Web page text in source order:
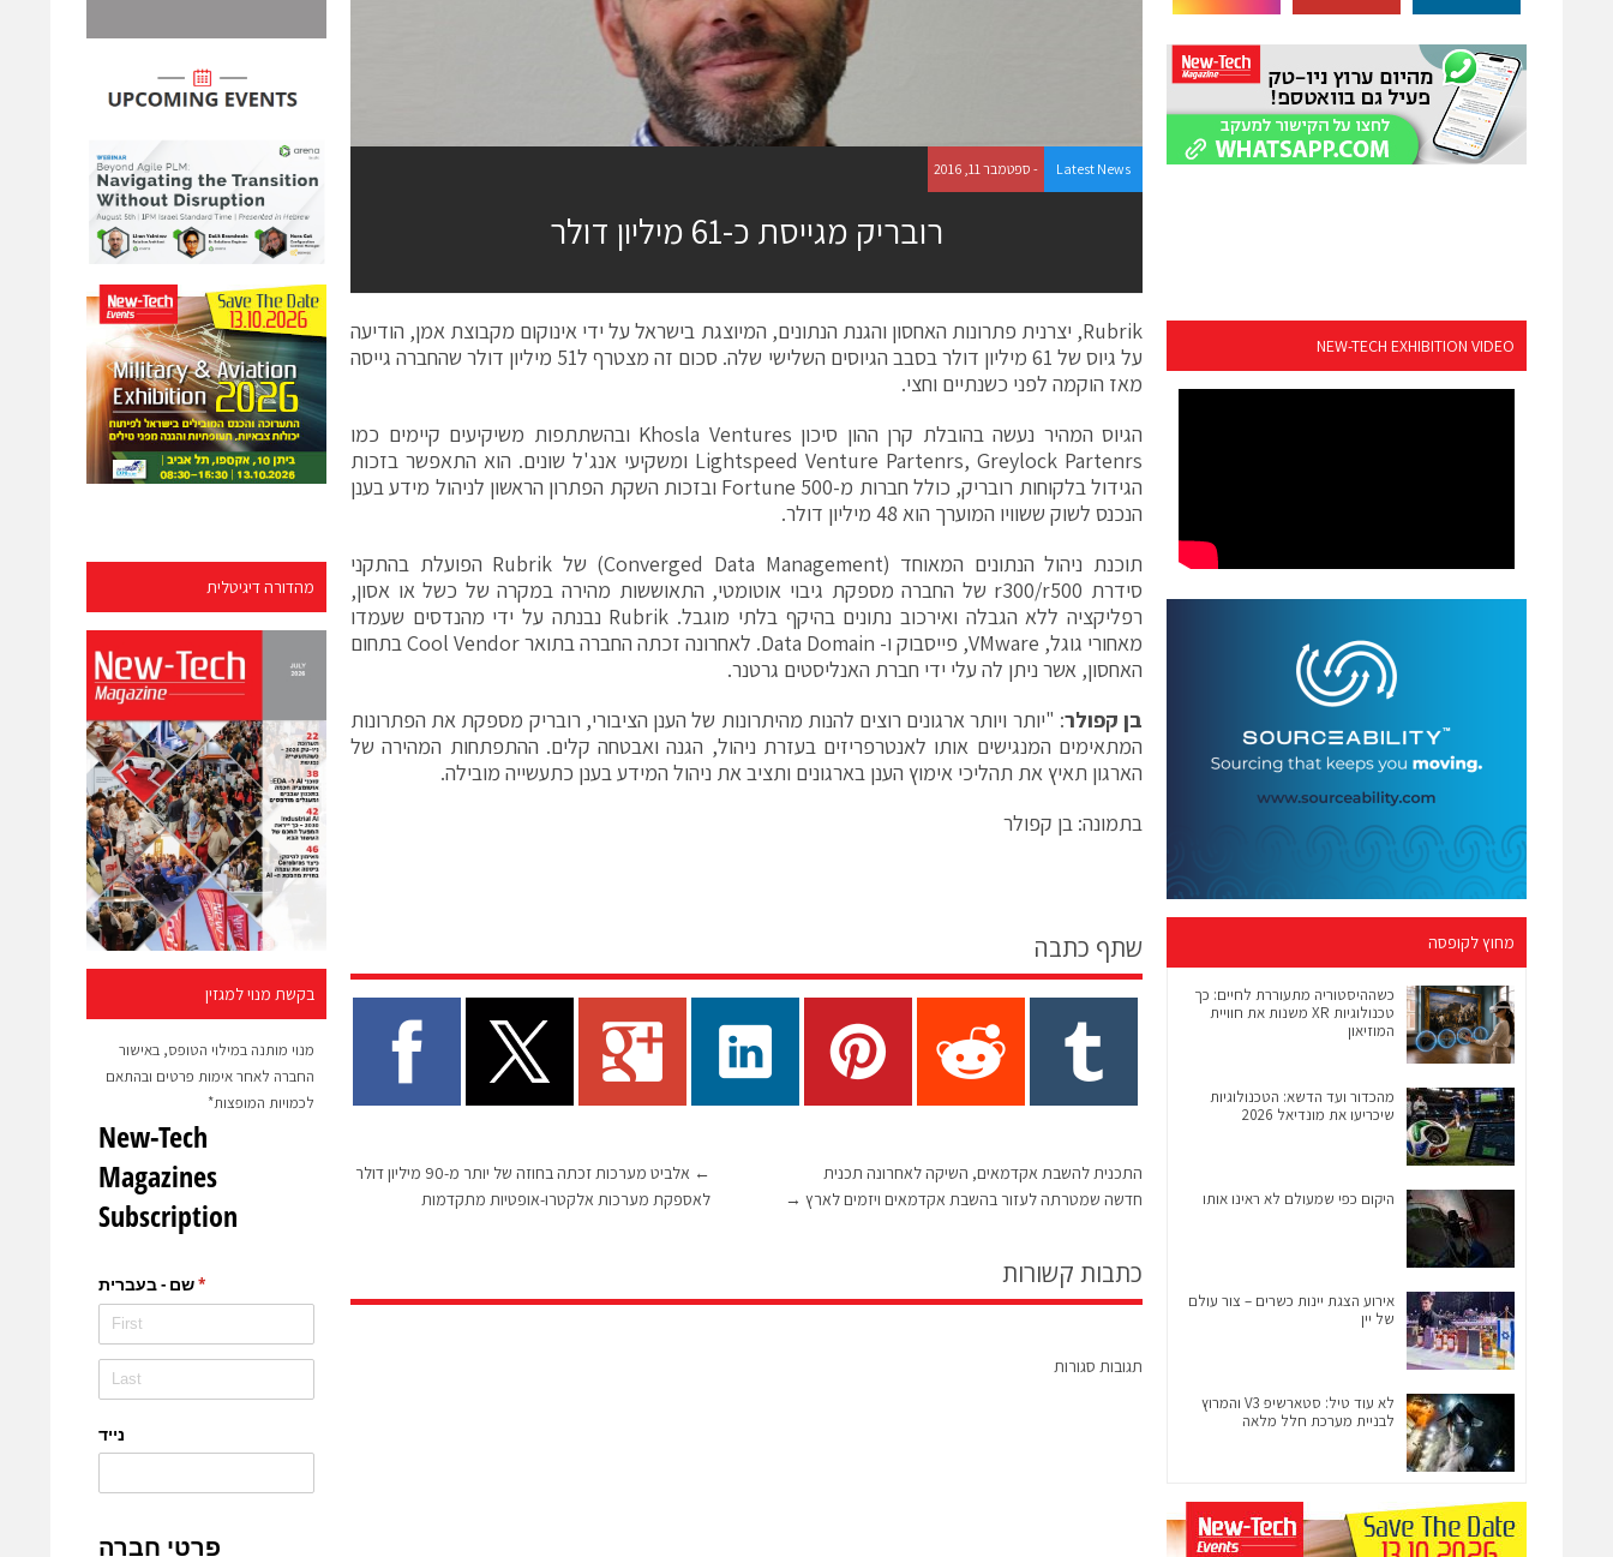
מהדורה דיגיטלית
בקשת מנוי למגזין
מנוי מותנה במילוי הטופס, באישור
החברה לאחר אימות פרטים ובהתאם
לכמויות המופצות*
Latest News - ספטמבר 11, 2016
רובריק מגייסת כ-61 מיליון דולר
Rubrik, יצרנית פתרונות האחסון והגנת הנתונים, המיוצגת בישראל על ידי אינוקום מקבוצת אמן, הודיעה
על גיוס של 61 מיליון דולר בסבב הגיוסים השלישי שלה. סכום זה מצטרף ל51 מיליון דולר שהחברה גייסה
מאז הוקמה לפני כשנתיים וחצי.
הגיוס המהיר נעשה בהובלת קרן ההון סיכון Khosla Ventures ובהשתתפות משיקיעים קיימים כמו
Lightspeed Venture Partenrs, Greylock Partenrs ומשקיעי אנג'ל שונים. הוא התאפשר בזכות
הגידול בלקוחות רובריק, כולל חברות מ-Fortune 500 ובזכות השקת הפתרון הראשון לניהול מידע בענן
הנכנס לשוק ששוויו המוערך הוא 48 מיליון דולר.
תוכנת ניהול הנתונים המאוחד (Converged Data Management) של Rubrik הפועלת בהתקני
סידרת r300/r500 של החברה מספקת גיבוי אוטומטי, התאוששות מהירה במקרה של כשל או אסון,
רפליקציה ללא הגבלה ואירכוב נתונים בהיקף בלתי מוגבל. Rubrik נבנתה על ידי מהנדסים שעמדו
מאחורי גוגל, VMware, פייסבוק ו- Data Domain. לאחרונה זכתה החברה בתואר Cool Vendor בתחום
האחסון, אשר ניתן לה עלי ידי חברת האנליסטים גרטנר.
בן קפולר: "יותר ויותר ארגונים רוצים להנות מהיתרונות של הענן הציבורי, רובריק מספקת את הפתרונות
המתאימים המנגישים אותו לאנטרפריזים בעזרת ניהול, הגנה ואבטחה קלים. ההתפתחות המהירה של
הארגון תאיץ את תהליכי אימוץ הענן בארגונים ותציב את ניהול המידע בענן כתעשייה מובילה.
בתמונה: בן קפולר
שתף כתבה
←
אלביט מערכות זכתה בחוזה של יותר מ-90 מיליון דולר
לאספקת מערכות אלקטרו-אופטיות מתקדמות
התכנית להשבת אקדמאים, השיקה לאחרונה תכנית
חדשה שמטרתה לעזור בהשבת אקדמאים ויזמים לארץ →
כתבות קשורות
תגובות סגורות
NEW-TECH EXHIBITION VIDEO
מחוץ לקופסה
כשההיסטוריה מתעוררת לחיים: כך
טכנולוגיות XR משנות את חוויית
המוזיאון
מהכדור ועד הדשא: הטכנולוגיות
שיכריעו את מונדיאל 2026
היקום כפי שמעולם לא ראינו אותו
אירוע הצגת יינות כשרים – צור עולם
של יין
לא עוד טיל: סטארשיפ V3 והמרוץ
לבניית מערכת חלל מלאה